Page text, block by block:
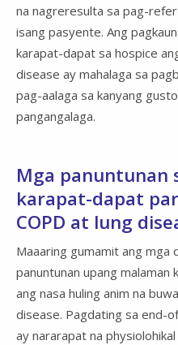
na nagreresulta sa pag-
isang pasyente. Ang
karapat-dapat sa hospice
disease ay mahalaga sa
pag-aalaga sa kanyang
pangangalaga.
Mga panuntunan
karapat-dapat
COPD at lung
Maaaring gumamit ang mga
panuntunan upang malaman
ang nasa huling anim na
disease. Pagdating sa end-
ay nararapat na